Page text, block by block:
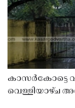
കാസർകോട്ടെ
വെള്ളിയാഴ്ച